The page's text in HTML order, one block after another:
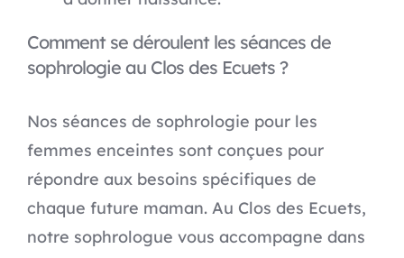
Comment se déroulent les séances de
sophrologie au Clos des Ecuets ?
Nos séances de sophrologie pour les
femmes enceintes sont conçues pour
répondre aux besoins spécifiques de
chaque future maman. Au Clos des Ecuets,
notre sophrologue vous accompagne dans